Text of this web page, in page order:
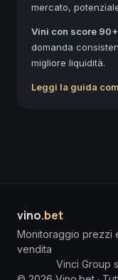
mercato,
Vini con score
domanda
migliore liquidità.
Leggi la guida
vino.bet
Monitoraggio prezzi
vendita
Vinci Group